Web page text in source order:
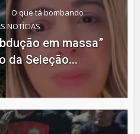
O que tá bombando
NOTÍCIAS
em massa”
da Seleção...